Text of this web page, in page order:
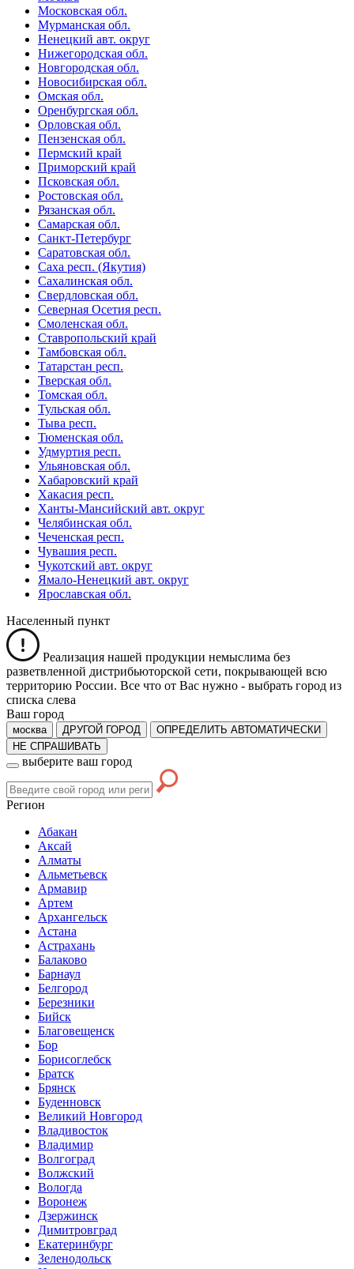
Московская обл.
Мурманская обл.
Ненецкий авт. округ
Нижегородская обл.
Новгородская обл.
Новосибирская обл.
Омская обл.
Оренбургская обл.
Орловская обл.
Пензенская обл.
Пермский край
Приморский край
Псковская обл.
Ростовская обл.
Рязанская обл.
Самарская обл.
Санкт-Петербург
Саратовская обл.
Саха респ. (Якутия)
Сахалинская обл.
Свердловская обл.
Северная Осетия респ.
Смоленская обл.
Ставропольский край
Тамбовская обл.
Татарстан респ.
Тверская обл.
Томская обл.
Тульская обл.
Тыва респ.
Тюменская обл.
Удмуртия респ.
Ульяновская обл.
Хабаровский край
Хакасия респ.
Ханты-Мансийский авт. округ
Челябинская обл.
Чеченская респ.
Чувашия респ.
Чукотский авт. округ
Ямало-Ненецкий авт. округ
Ярославская обл.
Населенный пункт
Реализация нашей продукции немыслима без
разветвленной дистрибьюторской сети, покрывающей всю
территорию России. Все что от Вас нужно - выбрать город из
списка слева
Ваш город
москва ДРУГОЙ ГОРОД
ОПРЕДЕЛИТЬ АВТОМАТИЧЕСКИ
НЕ СПРАШИВАТЬ
выберите ваш город
Регион
Абакан
Аксай
Алматы
Альметьевск
Армавир
Артем
Архангельск
Астана
Астрахань
Балаково
Барнаул
Белгород
Березники
Бийск
Благовещенск
Бор
Борисоглебск
Братск
Брянск
Буденновск
Великий Новгород
Владивосток
Владимир
Волгоград
Волжский
Вологда
Воронеж
Дзержинск
Димитровград
Екатеринбург
Зеленодольск